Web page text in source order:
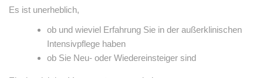
Es ist unerheblich,
ob und wieviel Erfahrung Sie in der außerklinischen
Intensivpflege haben
ob Sie Neu- oder Wiedereinsteiger sind